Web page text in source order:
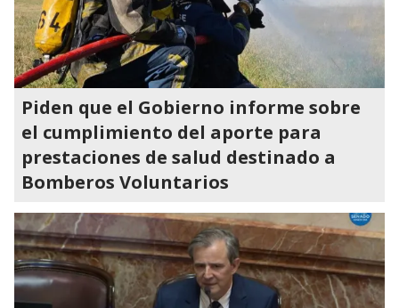
Piden que el Gobierno informe sobre
el cumplimiento del aporte para
prestaciones de salud destinado a
Bomberos Voluntarios